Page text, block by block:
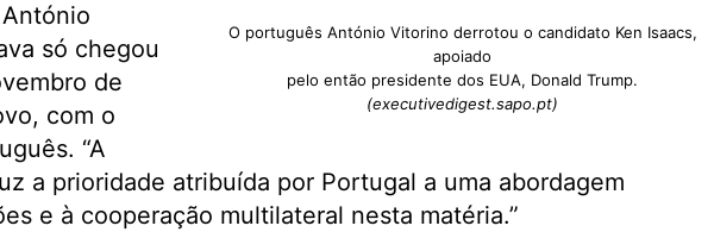
O português António Vitorino derrotou o candidato Ken Isaacs,
apoiado
pelo então presidente dos EUA, Donald Trump.
(executivedigest.sapo.pt)
só chegou
de
com o
“A
a prioridade atribuída por Portugal a uma abordagem
e à cooperação multilateral nesta matéria.”